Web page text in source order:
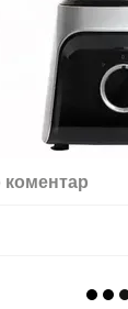
коментар